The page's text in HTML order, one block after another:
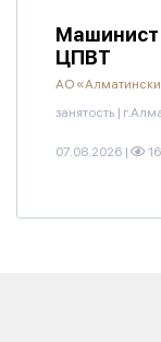
Машинист
ЦПВТ
АО
занятость |
07.08.2026 |